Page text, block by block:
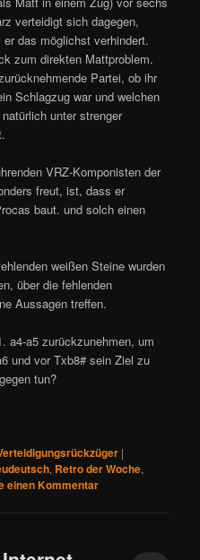
verteidigt sich dagegen,
das möglichst verhindert.
zum direkten Mattproblem.
Partei, ob ihr
Schlagzug war und welchen
unter strenger
VRZ-Komponisten der
freut, ist, dass er
baut. und solch einen
weißen Steine wurden
über die fehlenden
Aussagen treffen.
a4-a5 zurückzunehmen, um
und vor Txb8# sein Ziel zu
tun?
|
, Retro der Woche,
einen Kommentar